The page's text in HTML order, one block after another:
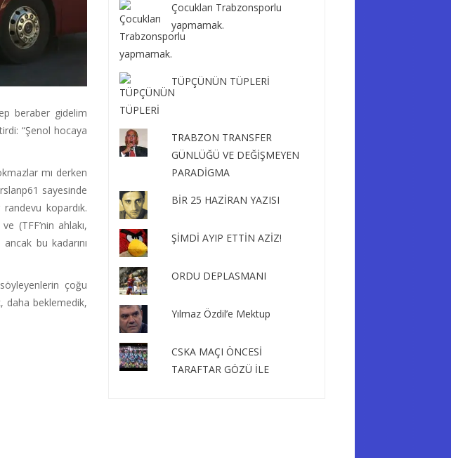
beraber gidelim
“Şenol hocaya
mı derken
sayesinde
kopardık.
(TFF’nin ahlakı,
bu kadarını
çoğu
daha beklemedik,
Çocukları Trabzonsporlu
yapmamak.
TÜPÇÜNÜN TÜPLERİ
TRABZON TRANSFER
GÜNLÜĞÜ VE DEĞİŞMEYEN
PARADİGMA
BİR 25 HAZİRAN YAZISI
ŞİMDİ AYIP ETTİN AZİZ!
ORDU DEPLASMANI
Yılmaz Özdil’e Mektup
CSKA MAÇI ÖNCESİ
TARAFTAR GÖZÜ İLE